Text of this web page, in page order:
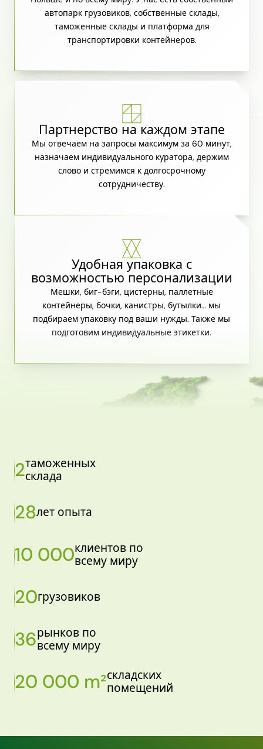
автопарк грузовиков, собственные склады,
таможенные склады и платформа для
транспортировки контейнеров.
Партнерство на каждом этапе
Мы отвечаем на запросы максимум за 60 минут,
назначаем индивидуального куратора, держим
слово и стремимся к долгосрочному
сотрудничеству.
Удобная упаковка с
возможностью персонализации
Мешки, биг-бэги, цистерны, паллетные
контейнеры, бочки, канистры, бутылки… мы
подбираем упаковку под ваши нужды. Также мы
подготовим индивидуальные этикетки.
2таможенных
склада
28лет опыта
10 000клиентов по
всему миру
20грузовиков
36рынков по
всему миру
20 000 m²складских
помещений